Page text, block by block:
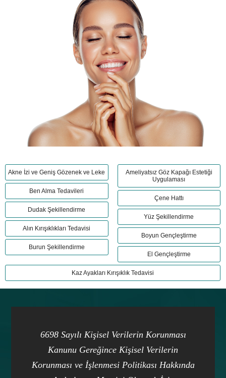
Akne İzi ve Geniş Gözenek ve Leke
Ameliyatsız Göz Kapağı Estetiği
Uygulaması
Ben Alma Tedavileri
Çene Hattı
Dudak Şekillendirme
Yüz Şekillendirme
Alın Kırışıklıkları Tedavisi
Boyun Gençleştirme
Burun Şekillendirme
El Gençleştirme
Kaz Ayakları Kırışıklık Tedavisi
6698 Sayılı Kişisel Verilerin Korunması
Kanunu Gereğince Kişisel Verilerin
Korunması ve İşlenmesi Politikası Hakkında